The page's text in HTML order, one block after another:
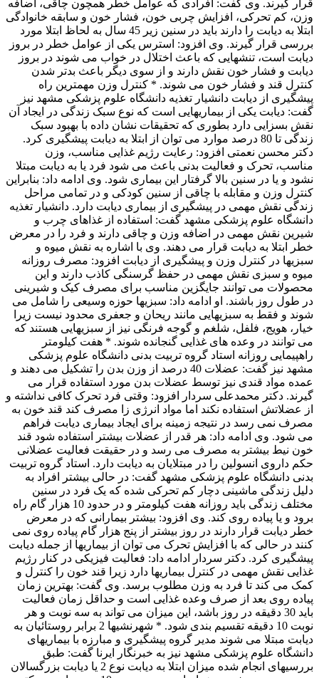
قرار گیرند. وی گفت: افرادی که عوامل خطر همچون چاقی، اضافه
وزن، کم تحرکی، افزایش چربی خون، فشار خون و سابقه خانوادگی
ابتلا به دیابت را دارند باید در سنین زیر 45 سال به لحاظ ابتلا مورد
بررسی قرار گیرند. وی افزود: استرس یکی از عوامل خطر در بروز
دیابت است، تنشهایی که باعث اختلال در خواب می شوند در بروز
دیابت و فشار خون نقش دارند و از سوی دیگر باعث بدتر شدن
کنترل قند و فشار خون می شوند. * کنترل وزن مهمترین راه
پیشگیری از دیابت دانشیار تغذیه دانشگاه علوم پزشکی مشهد نیز
گفت: دیابت یکی از بیماریهایی است که نوع سبک زندگی در ایجاد آن
نقش بسزایی دارد بطوری که تحقیقات نشان داده با بهبود سبک
زندگی تا 80 درصد موارد می توان از ابتلا به دیابت پیشگیری کرد.
دکتر محسن نعمتی افزود: رعایت رژیم غذایی مناسب، وزن
مناسب، تحرک و فعالیت بدنی باعث می شود فرد یا به دیابت مبتلا
نشود و یا در سنین بالا گرفتار این بیماری شود. وی ادامه داد: بنابراین
کنترل وزن و مقابله با چاقی از سنین کودکی و در تمامی مراحل
زندگی نقش مهمی در پیشگیری از بیماری دیابت دارد. دانشیار تغذیه
دانشگاه علوم پزشکی مشهد گفت: استفاده از غذاهای چرب و
شیرین نقش مهمی در اضافه وزن و چاقی دارند و فرد را در معرض
خطر ابتلا به دیابت قرار می دهند. وی با اشاره به نقش میوه و
سبزیها در کنترل وزن و پیشگیری از دیابت افزود: مصرف روزانه
میوه و سبزی نقش مهمی در حفظ گرسنگی کاذب دارند و این
محصولات می توانند جایگزین مناسب برای مصرف کیک و شیرینی
در طول روز باشند. او ادامه داد: سبزیها حوزه وسیعی را شامل می
شوند و فقط به سبزیهایی مانند ریحان و جعفری محدود نیست زیرا
خیار، هویج، فلفل، شلغم و گوجه فرنگی نیز از سبزیهایی هستند که
می توانند در وعده های غذایی گنجانده شوند. * هفت کیلومتر
راهپیمایی روزانه استاد گروه تربیت بدنی دانشگاه علوم پزشکی
مشهد نیز گفت: عضلات 40 درصد از وزن بدن را تشکیل می دهند و
عمده مواد قندی نیز توسط عضلات بدن مورد استفاده قرار می
گیرند. دکتر محمدعلی سردار افزود: وقتی فرد تحرک کافی نداشته و
از عضلاتش استفاده نکند اما مواد انرژی زا مصرف کند قند خون به
مصرف نمی رسد در نتیجه زمینه برای ایجاد بیماری دیابت فراهم
می شود. وی ادامه داد: هر قدر از عضلات بیشتر استفاده شود قند
خون نیط بیشتر به مصرف می رسد و در حقیقت فعالیت عضلانی
حکم داروی انسولین را در مبتلایان به دیابت دارد. استاد گروه تربیت
بدنی دانشگاه علوم پزشکی مشهد گفت: در حالی بیشتر افراد به
دلیل زندگی ماشینی دچار کم تحرکی شده که یک فرد در سنین
مختلف زندگی باید روزانه هفت کیلومتر و در حدود 10 هزار گام راه
برود و یا پیاده روی کند. وی افزود: بیشتر بیمارانی که در معرض
خطر دیابت قرار دارند در روز بیشتر از پنج هزار گام پیاده روی نمی
کنند در حالی که با افزایش تحرک می توان از بیماریها از جمله دیابت
پیشگیری کرد. دکتر سردار ادامه داد: فعالیت فیزیکی در کنار رژیم
غذایی نقش مهمی در کنترل بیماریها دارد زیرا قند خون را کنترل و
کمک می کند تا فرد به وزن مطلوب برسد. وی گفت: بهترین زمان
پیاده روی بعد از صرف وعده غذایی است و حداقل زمان فعالیت
باید 30 دقیقه در روز باشد، این میزان می تواند به سه نوبت و هر
نوبت 10 دقیقه تقسیم بندی شود. * شهرنشیها 2 برابر روستائیان به
دیابت مبتلا می شوند مدیر گروه پیشگیری و مبارزه با بیماریهای
دانشگاه علوم پزشکی مشهد نیز به خبرنگار ایرنا گفت: طبق
بررسیهای انجام شده میزان ابتلا به دیابت نوع 2 یا دیابت بزرگسالان